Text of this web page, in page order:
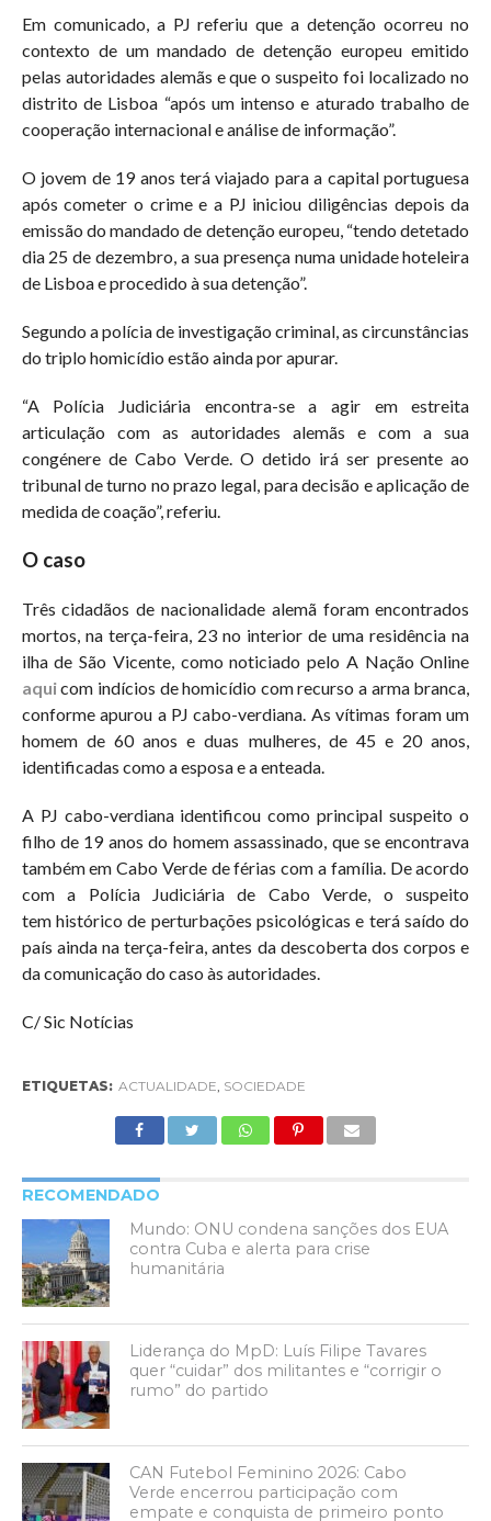
Em comunicado, a PJ referiu que a detenção ocorreu no
contexto de um mandado de detenção europeu emitido
pelas autoridades alemãs e que o suspeito foi localizado no
distrito de Lisboa “após um intenso e aturado trabalho de
cooperação internacional e análise de informação”.
O jovem de 19 anos terá viajado para a capital portuguesa
após cometer o crime e a PJ iniciou diligências depois da
emissão do mandado de detenção europeu, “tendo detetado
dia 25 de dezembro, a sua presença numa unidade hoteleira
de Lisboa e procedido à sua detenção”.
Segundo a polícia de investigação criminal, as circunstâncias
do triplo homicídio estão ainda por apurar.
“A Polícia Judiciária encontra-se a agir em estreita
articulação com as autoridades alemãs e com a sua
congénere de Cabo Verde. O detido irá ser presente ao
tribunal de turno no prazo legal, para decisão e aplicação de
medida de coação”, referiu.
O caso
Três cidadãos de nacionalidade alemã foram encontrados
mortos, na terça-feira, 23 no interior de uma residência na
ilha de São Vicente, como noticiado pelo A Nação Online
aquicom indícios de homicídio com recurso a arma branca,
conforme apurou a PJ cabo-verdiana. As vítimas foram um
homem de 60 anos e duas mulheres, de 45 e 20 anos,
identificadas como a esposa e a enteada.
A PJ cabo-verdiana identificou como principal suspeito o
filho de 19 anos do homem assassinado, que se encontrava
também em Cabo Verde de férias com a família. De acordo
com a Polícia Judiciária de Cabo Verde, o suspeito
tem histórico de perturbações psicológicas e terá saído do
país ainda na terça-feira, antes da descoberta dos corpos e
da comunicação do caso às autoridades.
C/ Sic Notícias
ETIQUETAS: ACTUALIDADE SOCIEDADE
RECOMENDADO
Mundo: ONU condena sanções dos EUA
contra Cuba e alerta para crise
humanitária
Liderança do MpD: Luís Filipe Tavares
quer “cuidar” dos militantes e “corrigir o
rumo” do partido
CAN Futebol Feminino 2026: Cabo
Verde encerrou participação com
empate e conquista de primeiro ponto